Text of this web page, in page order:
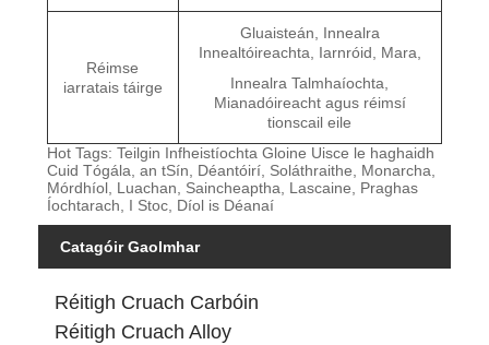
Réimse
iarratais táirge
Gluaisteán, Innealra
Innealtóireachta, Iarnróid, Mara,
Innealra Talmhaíochta,
Mianadóireacht agus réimsí
tionscail eile
Hot Tags: Teilgin Infheistíochta Gloine Uisce le haghaidh
Cuid Tógála, an tSín, Déantóirí, Soláthraithe, Monarcha,
Mórdhíol, Luachan, Saincheaptha, Lascaine, Praghas
Íochtarach, I Stoc, Díol is Déanaí
Catagóir Gaolmhar
Réitigh Cruach Carbóin
Réitigh Cruach Alloy